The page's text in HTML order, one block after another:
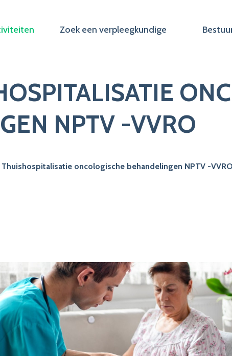
Zoek een verpleegkundige
NPTV -VVRO
Thuishospitalisatie oncologische behandelingen NPTV -VVRO